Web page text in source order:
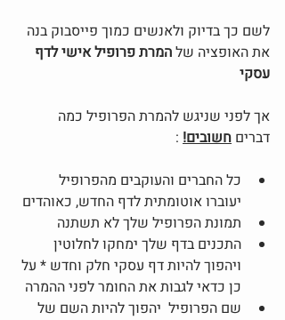
לשם כך בדיוק ולאנשים כמוך פייסבוק בנה
את האופציה של המרת פרופיל אישי לדף
עסקי
אך לפני שניגש להמרת הפרופיל כמה
דברים חשובים! :
כל החברים והעוקבים מהפרופיל
יעוברו אוטומתית לדף החדש, כאוהדים
תמונת הפרופיל שלך לא תשתנה
התכנים בדף שלך ימחקו לחלוטין
ויהפוך להיות דף עסקי חלק וחדש * על
כן כדאי לגבות את החומר לפני ההמרה
שם הפרופיל  יהפוך להיות השם של